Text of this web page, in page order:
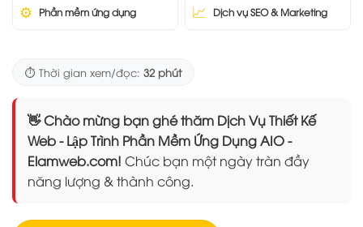
⚙️ Phần mềm ứng dụng 📈 Dịch vụ SEO & Marketing
⏱️ Thời gian xem/đọc: 32 phút
👋 Chào mừng bạn ghé thăm Dịch Vụ Thiết Kế
Web - Lập Trình Phần Mềm Ứng Dụng AIO -
Elamweb.com! Chúc bạn một ngày tràn đầy
năng lượng & thành công.